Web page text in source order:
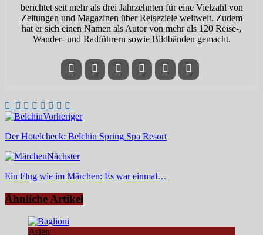
berichtet seit mehr als drei Jahrzehnten für eine Vielzahl von
Zeitungen und Magazinen über Reiseziele weltweit. Zudem
hat er sich einen Namen als Autor von mehr als 120 Reise-,
Wander- und Radführern sowie Bildbänden gemacht.
Vorheriger
Der Hotelcheck: Belchin Spring Spa Resort
Nächster
Ein Flug wie im Märchen: Es war einmal…
Ähnliche Artikel
Asien